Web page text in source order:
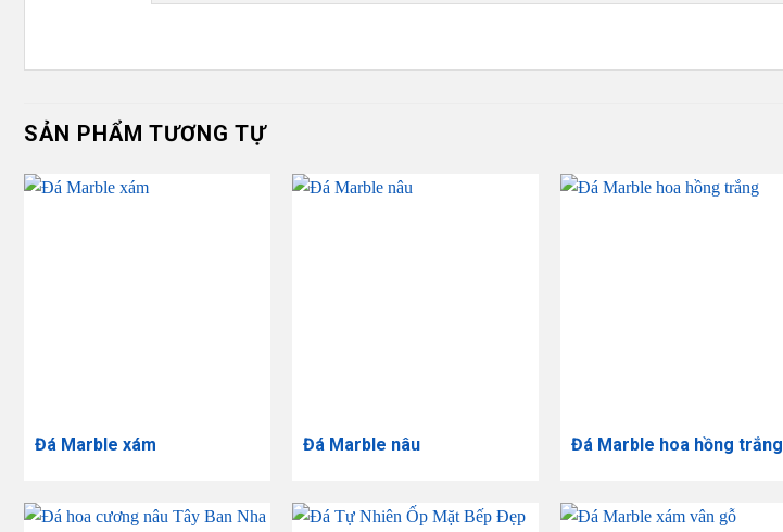
SẢN PHẨM TƯƠNG TỰ
Đá Marble xám Đá Marble nâu Đá Marble hoa hồng trắng